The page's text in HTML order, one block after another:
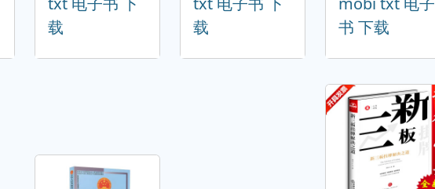
载
载
书 下载